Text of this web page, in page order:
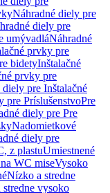
Náhradné diely pre
diely pre
umývadláNáhradné
prvky pre
bidetyInštalačné
prvky pre
diely pre Inštalačné
pre PríslušenstvoPre
diely pre Pre
Nadomietkové
diely pre
z plastuUmiestnené
WC miseVysoko
Nízko a stredne
vysoko